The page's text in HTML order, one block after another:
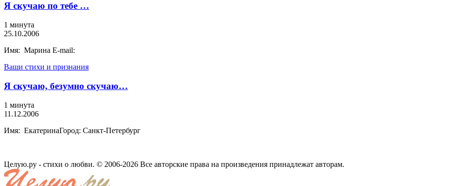
Я скучаю по тебе …
1 минута
25.10.2006
Имя: Марина E-mail:
Ваши стихи и признания
Я скучаю, безумно скучаю…
1 минута
11.12.2006
Имя: ЕкатеринаГород: Санкт-Петербург
Целую.ру - стихи о любви. © 2006-2026 Все авторские права на произведения принадлежат авторам.